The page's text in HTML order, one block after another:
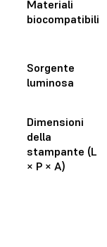
Materiali
biocompatibili
Sorgente
luminosa
Dimensioni
della
stampante (L
× P × A)